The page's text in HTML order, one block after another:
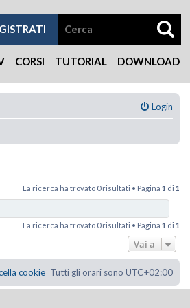
CORSI TUTORIAL DOWNLOAD
Login
La ricerca ha trovato 0 risultati • Pagina 1 di 1
La ricerca ha trovato 0 risultati • Pagina 1 di 1
Vai a
Tutti gli orari sono UTC+02:00
cookie